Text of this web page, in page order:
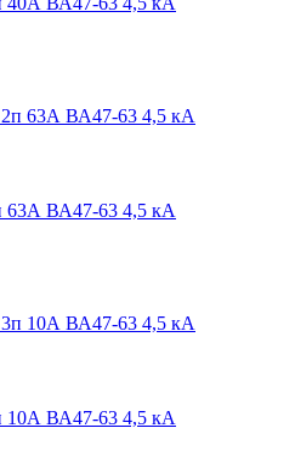
63А ВА47-63 4,5 кА
10А ВА47-63 4,5 кА